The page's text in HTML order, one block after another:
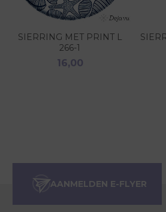
SIERRING MET PRINT L
266-1
16,00